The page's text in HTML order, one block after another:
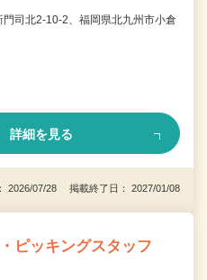
司北2-10-2、福岡県北九州市小倉
詳細を見る
2026/07/28 掲載終了日： 2027/01/08
ピッキングスタッフ